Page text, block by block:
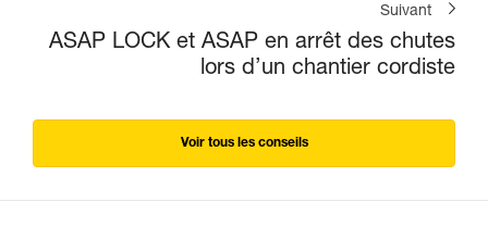
Suivant
ASAP LOCK et ASAP en arrêt des chutes
lors d’un chantier cordiste
Voir tous les conseils